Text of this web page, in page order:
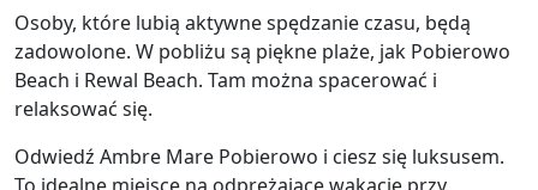
Osoby, które lubią aktywne spędzanie czasu, będą
zadowolone. W pobliżu są piękne plaże, jak Pobierowo
Beach i Rewal Beach. Tam można spacerować i
relaksować się.
Odwiedź Ambre Mare Pobierowo i ciesz się luksusem.